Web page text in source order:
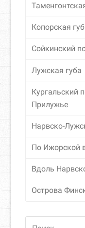
Копорская
Сойкинский
Лужская губа
Кургальский
Прилужье
Нарвско-
По Ижорской
Вдоль
Острова